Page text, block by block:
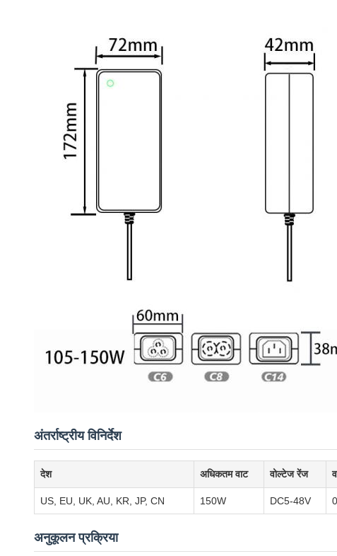
अंतर्राष्ट्रीय विनिर्देश
देश अधिकतम वाट वोल्टेज रेंज
US, EU, UK, AU, KR, JP, CN 150W DC5-48V
अनुकूलन प्रक्रिया